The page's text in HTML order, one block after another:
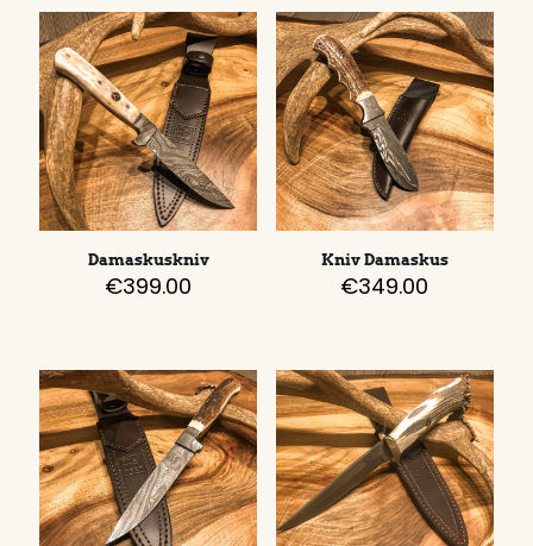
Damaskuskniv
€399.00
Kniv Damaskus
€349.00